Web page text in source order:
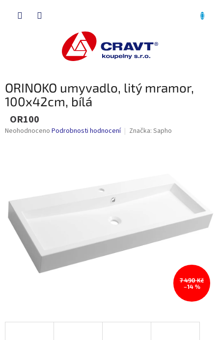
ORINOKO umyvadlo, litý mramor,
100x42cm, bílá
OR100
Průměrné
hvězdiček.
Neohodnoceno Podrobnosti hodnocení Značka: Sapho
7 490 Kč
–14 %